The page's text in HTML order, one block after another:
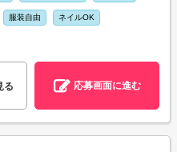
服装自由 ネイルOK
る 応募画面に進む